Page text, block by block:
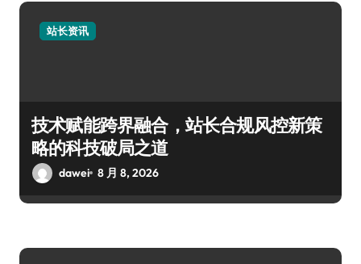
站长资讯
技术赋能跨界融合，站长合规风控新策
略的科技破局之道
dawei 8 月 8, 2026